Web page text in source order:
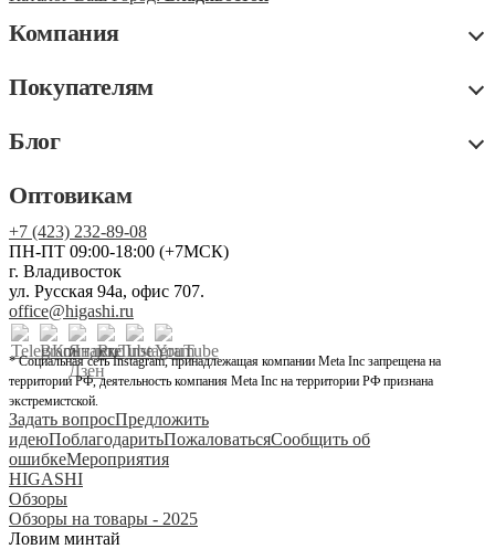
Компания
Покупателям
Блог
Оптовикам
+7 (423) 232-89-08
ПН-ПТ 09:00-18:00 (+7МСК)
г. Владивосток
ул. Русская 94а, офис 707.
office@higashi.ru
* Социальная сеть Instagram, принадлежащая компании Meta Inc запрещена на
территории РФ, деятельность компания Meta Inc на территории РФ признана
экстремистской.
Задать вопросПредложить
идеюПоблагодаритьПожаловатьсяСообщить об
ошибкеМероприятия
HIGASHI
Обзоры
Обзоры на товары - 2025
Ловим минтай